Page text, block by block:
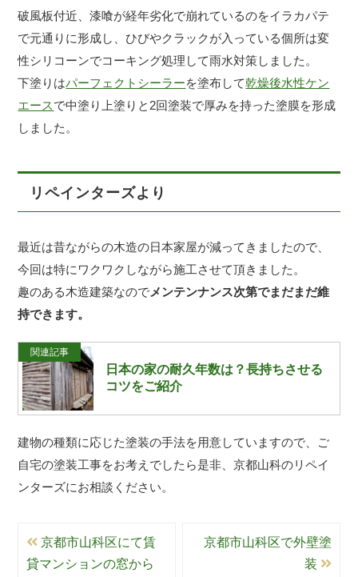
破風板付近、漆喰が経年劣化で崩れているのをイラカパテ
で元通りに形成し、ひびやクラックが入っている個所は変
性シリコーンでコーキング処理して雨水対策しました。
下塗りはパーフェクトシーラーを塗布して乾燥後水性ケン
エースで中塗り上塗りと2回塗装で厚みを持った塗膜を形成
しました。
リペインターズより
最近は昔ながらの木造の日本家屋が減ってきましたので、
今回は特にワクワクしながら施工させて頂きました。
趣のある木造建築なのでメンテンナンス次第でまだまだ維
持できます。
関連記事
日本の家の耐久年数は？長持ちさせる
コツをご紹介
建物の種類に応じた塗装の手法を用意していますので、ご
自宅の塗装工事をお考えでしたら是非、京都山科のリペイ
ンターズにお相談ください。
京都市山科区にて賃
貸マンションの窓から
京都市山科区で外壁塗
装